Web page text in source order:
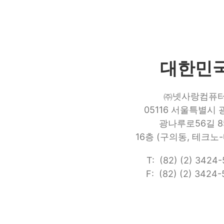
대한민
㈜넷사랑컴퓨
05116 서울특별시
광나루로56길
16층 (구의동, 테크노
T: (82) (2) 3424-
F: (82) (2) 3424-